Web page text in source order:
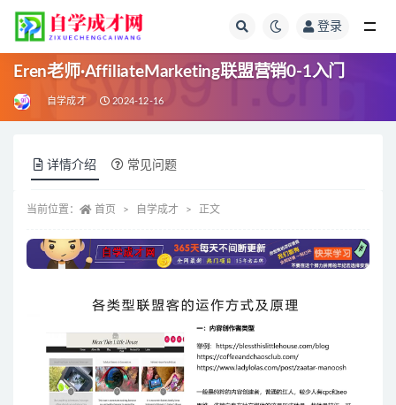
登录
Eren老师·AffiliateMarketing联盟营销0-1入门
自学成才 2024-12-16
详情介绍 常见问题
当前位置： 首页 自学成才 正文